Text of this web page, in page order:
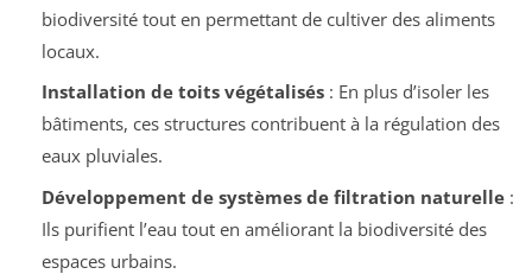
biodiversité tout en permettant de cultiver des aliments
locaux.
Installation de toits végétalisés: En plus d’isoler les
bâtiments, ces structures contribuent à la régulation des
eaux pluviales.
Développement de systèmes de filtration naturelle:
Ils purifient l’eau tout en améliorant la biodiversité des
espaces urbains.